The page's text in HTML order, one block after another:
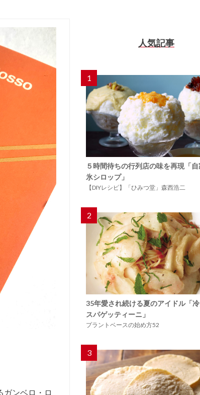
ガンベロ・ロ
人気記事
1
５時間待ちの行列店の味を再現「自
氷シロップ」
【DIYレシピ】「ひみつ堂」森西浩二
2
35年愛され続ける夏のアイドル「
スパゲッティーニ」
プラントベースの始め方52
3